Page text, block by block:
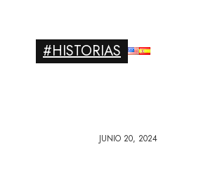
#HISTORIAS
JUNIO 20, 2024